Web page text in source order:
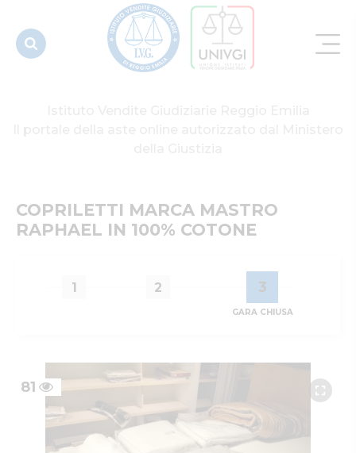
COPRILETTI MARCA MASTRO
RAPHAEL IN 100% COTONE
1 2 3
GARA CHIUSA
81